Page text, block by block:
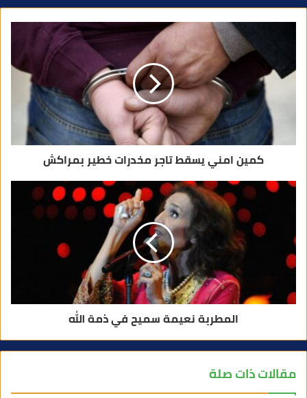
ا
ك
كمين امني يسقط تاجر مخدرات خطير بمراكش
المطربة نعيمة سميح في ذمة الله
مقالات ذات صلة